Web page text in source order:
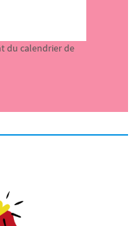
du calendrier de